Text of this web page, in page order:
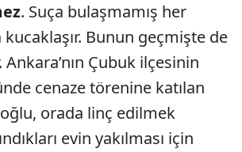
. Suça bulaşmamış her
kucaklaşır. Bunun geçmişte de
Çubuk ilçesinin
cenaze törenine katılan
orada linç edilmek
evin yakılması için